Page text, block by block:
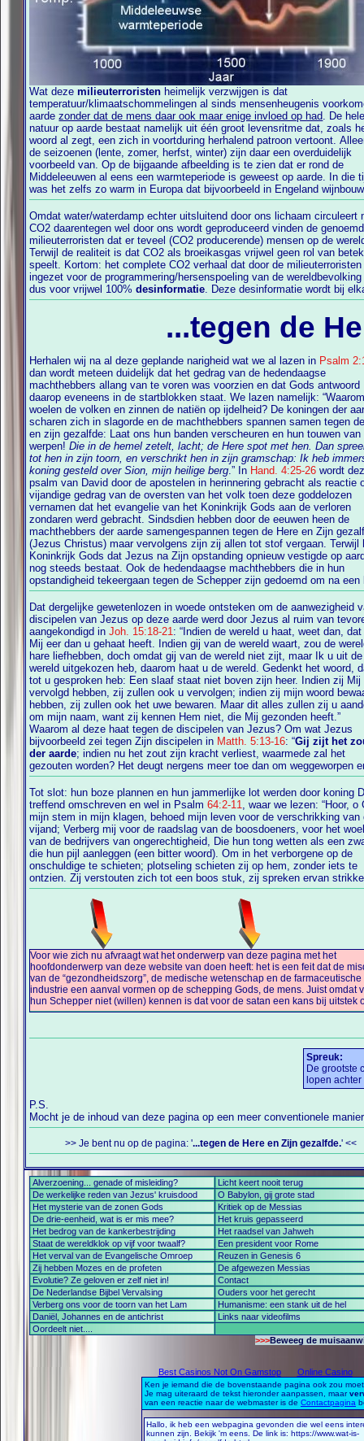
Wat dezemilieuterroristen heimelijk verzwijgen is dat
temperatuur/klimaatschommelingen al sinds mensenheugenis
aarde
zonder dat de mens daar ook maar enige invloed op had. De
natuur op aarde bestaat namelijk uit één groot levensritme dat, zoals het
woord al zegt, een zich in voortduring herhalend patroon vertoont.
de seizoenen (lente, zomer, herfst, winter) zijn daar een overduidelijk
voorbeeld van. Op de bijgaande afbeelding is te zien dat er rond de
Middeleeuwen al eens een warmteperiode is geweest op aarde. In die tijd
was het zelfs zo warm in Europa dat bijvoorbeeld in Engeland wijnbouw
Omdat water/waterdamp echter uitsluitend door ons lichaam circuleert
CO2 daarentegen wel door ons wordt geproduceerd vinden de genoemde
milieuterroristen dat er teveel (CO2 producerende) mensen op de
Terwijl de realiteit is dat CO2 als broeikasgas vrijwel geen rol van betekenis
speelt. Kortom: het complete CO2 verhaal dat door de milieuterroristen
ingezet voor de programmering/hersenspoeling van de
dus voor vrijwel 100%desinformatie. Deze desinformatie wordt bij elkaar
...tegen de
Herhalen wij na al deze geplande narigheid wat we al lazen in Psalm
dan wordt meteen duidelijk dat het gedrag van de hedendaagse
machthebbers allang van te voren was voorzien en dat Gods antwoord
daarop eveneens in de startblokken staat. We lazen namelijk: “Waarom
woelen de volken en zinnen de natiën op ijdelheid? De koningen der aarde
scharen zich in slagorde en de machthebbers spannen samen tegen
en zijn gezalfde: Laat ons hun banden verscheuren en hun touwen van ons
werpen!Die in de hemel zetelt, lacht; de Here spot met hen. Dan spreekt Hij
tot hen in zijn toorn, en verschrikt hen in zijn gramschap: Ik heb
koning gesteld over Sion, mijn heilige berg.” In Hand. 4:25-26 wordt
psalm van David door de apostelen in herinnering gebracht als reactie op het
vijandige gedrag van de oversten van het volk toen deze goddelozen
vernamen dat het evangelie van het Koninkrijk Gods aan de verloren
zondaren werd gebracht. Sindsdien hebben door de eeuwen heen de
machthebbers der aarde samengespannen tegen de Here en Zijn
(Jezus Christus) maar vervolgens zijn zij allen tot stof vergaan. Terwijl het
Koninkrijk Gods dat Jezus na Zijn opstanding opnieuw vestigde op
nog steeds bestaat. Ook de hedendaagse machthebbers die in hun
opstandigheid tekeergaan tegen de Schepper zijn gedoemd om na een
Dat dergelijke gewetenlozen in woede ontsteken om de aanwezigheid
discipelen van Jezus op deze aarde werd door Jezus al ruim van tevoren
aangekondigd inJoh. 15:18-21: “Indien de wereld u haat, weet dan, dat zij
Mij eer dan u gehaat heeft. Indien gij van de wereld waart, zou de
hare liefhebben, doch omdat gij van de wereld niet zijt, maar Ik u uit de
wereld uitgekozen heb, daarom haat u de wereld. Gedenkt het woord, dat Ik
tot u gesproken heb: Een slaaf staat niet boven zijn heer. Indien zij Mij
vervolgd hebben, zij zullen ook u vervolgen; indien zij mijn woord bewaard
hebben, zij zullen ook het uwe bewaren. Maar dit alles zullen zij u
om mijn naam, want zij kennen Hem niet, die Mij gezonden heeft.”
Waarom al deze haat tegen de discipelen van Jezus? Om wat Jezus
bijvoorbeeld zei tegen Zijn discipelen in Matth. 5:13-16: “Gij zijt het
der aarde; indien nu het zout zijn kracht verliest, waarmede zal het
gezouten worden? Het deugt nergens meer toe dan om weggeworpen
Tot slot: hun boze plannen en hun jammerlijke lot werden door koning
treffend omschreven en wel in Psalm64:2-11, waar we lezen: “Hoor, o God,
mijn stem in mijn klagen, behoed mijn leven voor de verschrikking van
vijand; Verberg mij voor de raadslag van de boosdoeners, voor het woelen
van de bedrijvers van ongerechtigheid, Die hun tong wetten als een zwaard,
die hun pijl aanleggen (een bitter woord). Om in het verborgene op de
onschuldige te schieten; plotseling schieten zij op hem, zonder iets te
ontzien. Zij verstouten zich tot een boos stuk, zij spreken ervan strikken
gereed, het plan is goed bedacht.' Ja, ieders binnenste en hart is
Voor wie zich nu afvraagt wat het onderwerp van deze pagina met het
hoofdonderwerp van deze website van doen heeft: het is een feit dat de misdaden
van de “gezondheidszorg”, de medische wetenschap en de farmaceutische
industrie een aanval vormen op de schepping Gods, de mens. Juist omdat velen
hun Schepper niet (willen) kennen is dat voor de satan een kans bij uitstek om al
deze verloren zielen voor eeuwig van hun Schepper te scheiden door hen te
Spreuk:
De grootste
lopen
P.S.
Mocht je de inhoud van deze pagina op een meer conventionele manier
>> Je bent nu op de pagina: '...tegen de Here en Zijn gezalfde.' <<
Alverzoening... genade of misleiding?
Licht keert nooit terug
De werkelijke reden van Jezus' kruisdood
O Babylon, gij grote stad
Het mysterie van de zonen Gods
Kritiek op de Messias
De drie-eenheid, wat is er mis mee?
Het kruis gepasseerd
Het bedrog van de kankerbestrijding
Het raadsel van Jahweh
Staat de wereldklok op vijf voor twaalf?
Een president voor Rome
Het verval van de Evangelische Omroep
Reuzen in Genesis 6
Zij hebben Mozes en de profeten
De afgewezen Messias
Evolutie? Ze geloven er zelf niet in!
Contact
De Nederlandse Bijbel Vervalsing
Ouders voor het gerecht
Verberg ons voor de toorn van het Lam
Humanisme: een stank uit de hel
Daniël, Johannes en de antichrist
Links naar videofilms
Oordeelt niet....
>>>Beweeg de